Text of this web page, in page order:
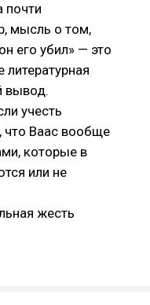
почти
мысль о том,
его убил» — это
литературная
вывод.
учесть
что Ваас вообще
которые в
или не
жесть